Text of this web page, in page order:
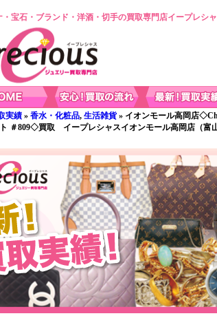
宝石・ブランド・洋酒・切手の買取専門店イープレシャ
実績 » 香水・化粧品, 生活雑貨» イオンモール高岡店
＃809◇買取 イープレシャスイオンモール高岡店（富山